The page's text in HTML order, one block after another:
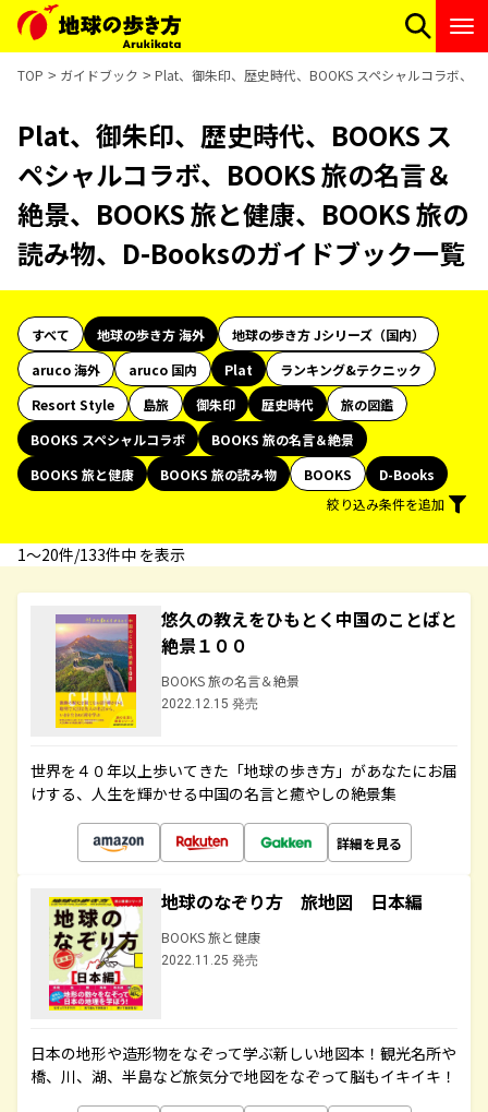
TOP ガイドブック Plat、御朱印、歴史時代、BOOKS スペシャルコラボ、
Plat、御朱印、歴史時代、BOOKS ス
ペシャルコラボ、BOOKS 旅の名言＆
絶景、BOOKS 旅と健康、BOOKS 旅の
読み物、D-Booksのガイドブック一覧
すべて 地球の歩き方 海外
地球の歩き方 Jシリーズ（国内）
aruco 海外
aruco 国内 Plat
ランキング&テクニック
Resort Style
島旅 御朱印 歴史時代
旅の図鑑
BOOKS スペシャルコラボ
BOOKS 旅の名言＆絶景
BOOKS 旅と健康
BOOKS 旅の読み物 BOOKS
D-Books
絞り込み条件を追加
1〜20件/133件中 を表示
悠久の教えをひもとく中国のことばと
絶景１００
BOOKS 旅の名言＆絶景
2022.12.15 発売
世界を４０年以上歩いてきた「地球の歩き方」があなたにお届
けする、人生を輝かせる中国の名言と癒やしの絶景集
詳細を見る
地球のなぞり方 旅地図 日本編
BOOKS 旅と健康
2022.11.25 発売
日本の地形や造形物をなぞって学ぶ新しい地図本！観光名所や
橋、川、湖、半島など旅気分で地図をなぞって脳もイキイキ！